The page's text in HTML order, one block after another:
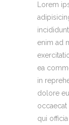
Lorem
enim ad
ea
in
dolore
qui